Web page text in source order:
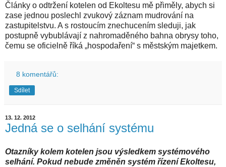
Články o odtržení kotelen od Ekoltesu mě přiměly, abych si
zase jednou poslechl zvukový záznam mudrování na
zastupitelstvu. A s rostoucím znechucením sleduji, jak
postupně vybublávají z nahromaděného bahna obrysy toho,
čemu se oficielně říká „hospodaření“ s městským majetkem.
8 komentářů:
Sdílet
13. 12. 2012
Jedná se o selhání systému
Otazníky kolem kotelen jsou výsledkem systémového
selhání. Pokud nebude změněn systém řízení Ekoltesu,